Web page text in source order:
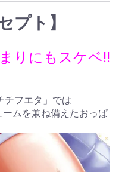
プト】
りにもスケベ!!
チフエタ」では
ムを兼ね備えたおっぱ